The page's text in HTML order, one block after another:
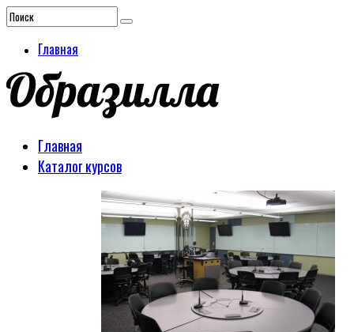
Главная
Главная
Каталог курсов